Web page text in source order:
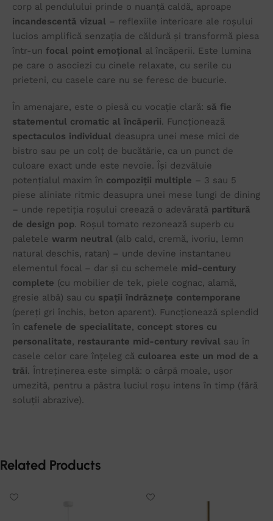
corp al pendulului prinde o nuanță caldă, aproape
incandescentă vizual – reflexiile interioare ale roșului
lucios amplifică senzația de căldură și transformă piesa
într-un focal point emoțional al încăperii. Este lumina
pe care o asociezi cu cinele relaxate, cu serile cu
prieteni, cu casele care nu se feresc de bucurie.
În amenajare, este o piesă cu vocație clară: să fie
statementul cromatic al încăperii. Funcționează
spectaculos individual deasupra unei mese mici de
bistro sau pe un colț de bucătărie, ca un punct de
culoare exact unde este nevoie. Își dezvăluie
potențialul maxim în compoziții multiple – 3 sau 5
piese aliniate ritmic deasupra unei mese lungi de dining
– unde repetiția roșului creează o adevărată partitură
de design pop. Roșul tomato rezonează superb cu
paletele warm neutral (alb cald, cremă, ivoriu, lemn
natural deschis, ratan) – unde devine instantaneu
elementul focal – dar și cu schemele mid-century
complete (cu mobilier de tek, piele cognac, alamă,
gresie albă) sau cu spații îndrăznețe contemporane
(pereți gri închis, beton aparent). Funcționează splendid
în cafenele de specialitate, concept stores cu
personalitate, restaurante mid-century revival sau în
casele celor care înțeleg că culoarea este un mod de a
trăi. Întreținerea este simplă: o cârpă moale, ușor
umezită, pentru a păstra luciul roșu intens în timp (fără
soluții abrazive).
Related Products